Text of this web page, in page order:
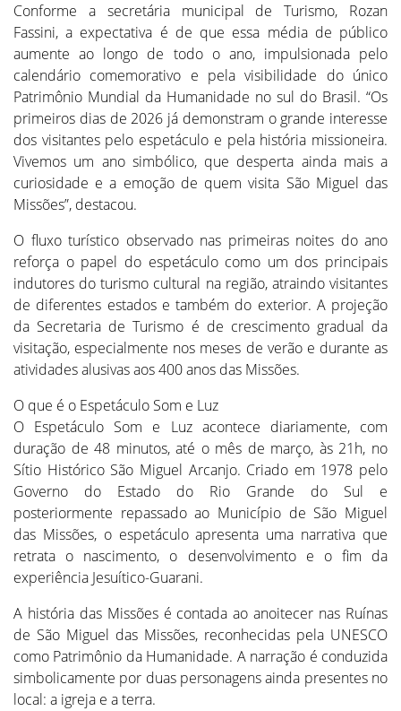
Conforme a secretária municipal de Turismo, Rozan
Fassini, a expectativa é de que essa média de público
aumente ao longo de todo o ano, impulsionada pelo
calendário comemorativo e pela visibilidade do único
Patrimônio Mundial da Humanidade no sul do Brasil. “Os
primeiros dias de 2026 já demonstram o grande interesse
dos visitantes pelo espetáculo e pela história missioneira.
Vivemos um ano simbólico, que desperta ainda mais a
curiosidade e a emoção de quem visita São Miguel das
Missões”, destacou.
O fluxo turístico observado nas primeiras noites do ano
reforça o papel do espetáculo como um dos principais
indutores do turismo cultural na região, atraindo visitantes
de diferentes estados e também do exterior. A projeção
da Secretaria de Turismo é de crescimento gradual da
visitação, especialmente nos meses de verão e durante as
atividades alusivas aos 400 anos das Missões.
O que é o Espetáculo Som e Luz
O Espetáculo Som e Luz acontece diariamente, com
duração de 48 minutos, até o mês de março, às 21h, no
Sítio Histórico São Miguel Arcanjo. Criado em 1978 pelo
Governo do Estado do Rio Grande do Sul e
posteriormente repassado ao Município de São Miguel
das Missões, o espetáculo apresenta uma narrativa que
retrata o nascimento, o desenvolvimento e o fim da
experiência Jesuítico-Guarani.
A história das Missões é contada ao anoitecer nas Ruínas
de São Miguel das Missões, reconhecidas pela UNESCO
como Patrimônio da Humanidade. A narração é conduzida
simbolicamente por duas personagens ainda presentes no
local: a igreja e a terra.